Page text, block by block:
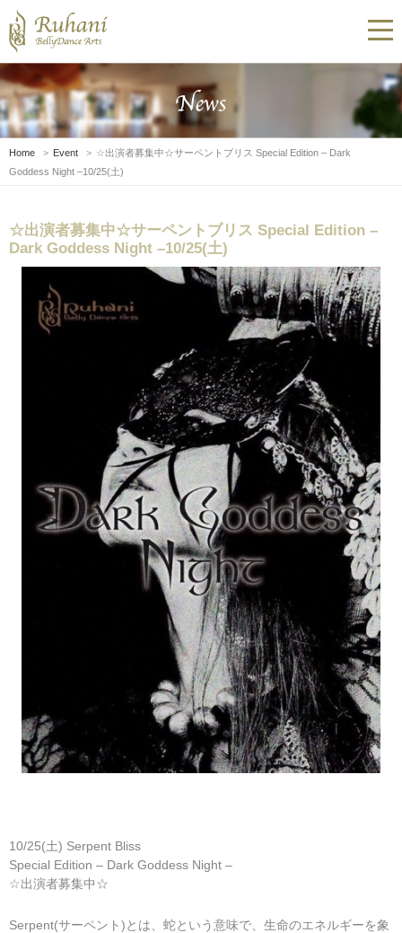
Home Event
☆出演者募集中☆サーペントブリス Special Edition – Dark
Goddess Night –10/25(土)
☆出演者募集中☆サーペントブリス Special Edition –
Dark Goddess Night –10/25(土)
10/25(土) Serpent Bliss
Special Edition – Dark Goddess Night –
☆出演者募集中☆
Serpent(サーペント)とは、蛇という意味で、生命のエネルギーを象